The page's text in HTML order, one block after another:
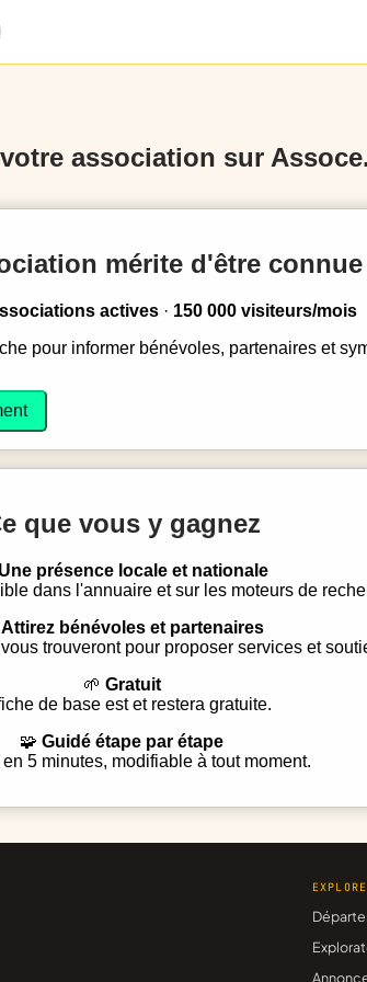
association sur
mérite d'être connue
actives · 150 000 visiteurs/mois
pour informer bénévoles, partenaires et
Ce que vous y gagnez
Une présence locale et nationale
dans l'annuaire et sur les moteurs de
Attirez bénévoles et partenaires
trouveront pour proposer services et
Gratuit
de base est et restera gratuite.
Guidé étape par étape
5 minutes, modifiable à tout moment.